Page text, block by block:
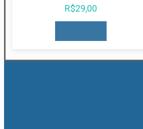
R$29,00